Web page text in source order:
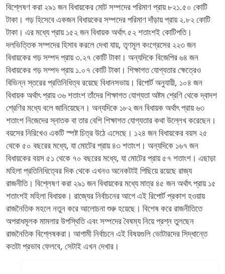
বিশ্লেষণ করা ২৯১ জন বিধায়কের মোট সম্পদের পরিমাণ প্রায় ৮২১.৫০ কোটি
টাকা। গড় হিসেবে একজন বিধায়কের সম্পদের পরিমাণ দাঁড়ায় প্রায় ২.৮২ কোটি
টাকা। এর মধ্যে প্রায় ১৫২ জন বিধায়ক অর্থাৎ ৫২ শতাংশই কোটিপতি।
দলভিত্তিক সম্পদের হিসাব করলে দেখা যায়, তৃণমূল কংগ্রেসের ২২৩ জন
বিধায়কের গড় সম্পদ প্রায় ৩.২৭ কোটি টাকা। অন্যদিকে বিজেপির ৬৪ জন
বিধায়কের গড় সম্পদ প্রায় ১.০৭ কোটি টাকা। শিক্ষাগত যোগ্যতার ক্ষেত্রেও
বিভিন্ন স্তরের প্রতিনিধিত্ব রয়েছে বিধানসভায়। রিপোর্ট অনুযায়ী, ১০৪ জন
বিধায়ক অর্থাৎ প্রায় ৩৬ শতাংশ তাঁদের শিক্ষাগত যোগ্যতা অষ্টম শ্রেণি থেকে দ্বাদশ
শ্রেণির মধ্যে বলে জানিয়েছেন। অন্যদিকে ১৮২ জন বিধায়ক অর্থাৎ প্রায় ৬৩
শতাংশ নিজেদের স্নাতক বা তার বেশি শিক্ষাগত যোগ্যতার কথা উল্লেখ করেছেন।
বয়সের নিরিখেও একটি স্পষ্ট চিত্র উঠে এসেছে। ১২৪ জন বিধায়কের বয়স ২৫
থেকে ৫০ বছরের মধ্যে, যা মোটের প্রায় ৪৩ শতাংশ। অন্যদিকে ১৬৭ জন
বিধায়কের বয়স ৫১ থেকে ৭০ বছরের মধ্যে, যা মোটের প্রায় ৫৭ শতাংশ। এছাড়া
মহিলা প্রতিনিধিত্বের দিক থেকে এখনও অনেকটাই পিছিয়ে রয়েছে রাজ্য
রাজনীতি। বিশ্লেষণ করা ২৯১ জন বিধায়কের মধ্যে মাত্র ৪৫ জন অর্থাৎ প্রায় ১৫
শতাংশই মহিলা বিধায়ক। রাজ্যের নির্বাচনের আগে এই রিপোর্ট প্রকাশ হওয়ায়
রাজনৈতিক মহলে নতুন করে আলোচনা শুরু হয়েছে। বিশেষ করে রাজনীতিতে
অপরাধমূলক মামলার উপস্থিতি এবং সম্পদের বৈষম্য নিয়ে প্রশ্ন তুলছেন
রাজনৈতিক বিশ্লেষকরা। আগামী নির্বাচনে এই বিষয়গুলি ভোটারদের সিদ্ধান্তে
কতটা প্রভাব ফেলবে, সেটাই এখন দেখার।